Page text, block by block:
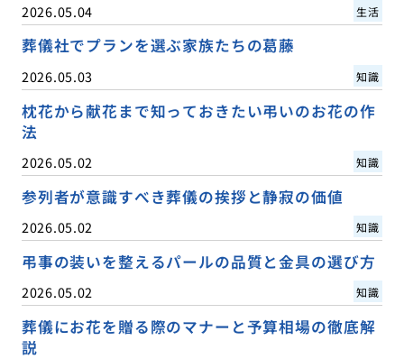
2026.05.04 生活
葬儀社でプランを選ぶ家族たちの葛藤
2026.05.03 知識
枕花から献花まで知っておきたい弔いのお花の作
法
2026.05.02 知識
参列者が意識すべき葬儀の挨拶と静寂の価値
2026.05.02 知識
弔事の装いを整えるパールの品質と金具の選び方
2026.05.02 知識
葬儀にお花を贈る際のマナーと予算相場の徹底解
説